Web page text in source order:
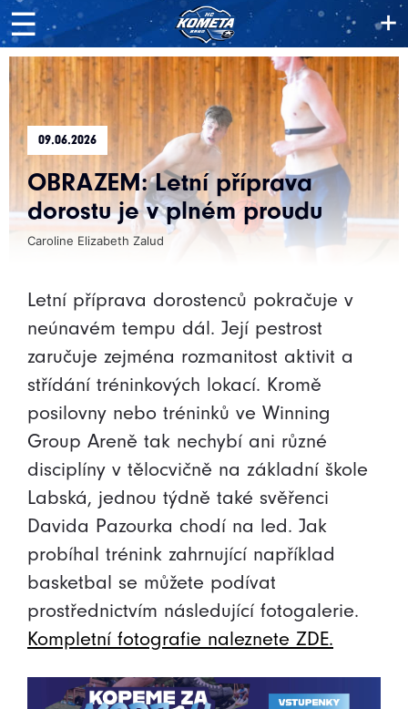
☰ +
09.06.2026
OBRAZEM: Letní příprava
dorostu je v plném proudu
Caroline Elizabeth Zalud
Letní příprava dorostenců pokračuje v
neúnavém tempu dál. Její pestrost
zaručuje zejména rozmanitost aktivit a
střídání tréninkových lokací. Kromě
posilovny nebo tréninků ve Winning
Group Areně tak nechybí ani různé
disciplíny v tělocvičně na základní škole
Labská, jednou týdně také svěřenci
Davida Pazourka chodí na led. Jak
probíhal trénink zahrnující například
basketbal se můžete podívat
prostřednictvím následující fotogalerie.
Kompletní fotografie naleznete ZDE.